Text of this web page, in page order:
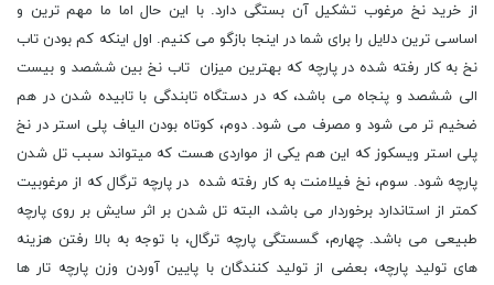
از خرید نخ مرغوب تشکیل آن بستگی دارد. با این حال اما ما مهم ترین و
اساسی ترین دلایل را برای شما در اینجا بازگو می کنیم. اول اینکه کم بودن تاب
نخ به کار رفته شده در پارچه که بهترین میزان تاب نخ بین ششصد و بیست
الی ششصد و پنجاه می باشد، که در دستگاه تابندگی با تابیده شدن در هم
ضخیم تر می شود و مصرف می شود. دوم، کوتاه بودن الیاف پلی استر در نخ
پلی استر ویسکوز که این هم یکی از مواردی هست که میتواند سبب تل شدن
پارچه شود. سوم، نخ فیلامنت به کار رفته شده در پارچه ترگال که از مرغوبیت
کمتر از استاندارد برخوردار می باشد، البته تل شدن بر اثر سایش بر روی پارچه
طبیعی می باشد. چهارم، گسستگی پارچه ترگال، با توجه به بالا رفتن هزینه
های تولید پارچه، بعضی از تولید کنندگان با پایین آوردن وزن پارچه تار ها